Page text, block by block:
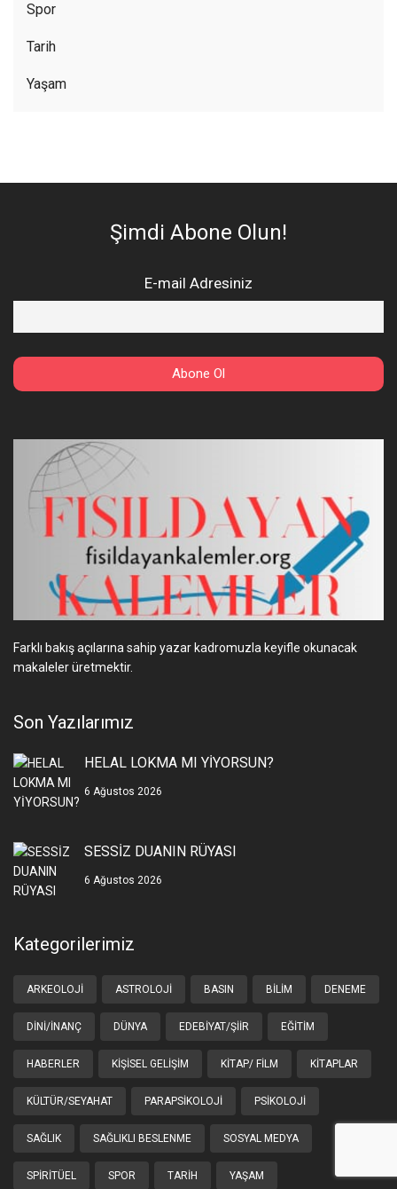
Spor
Tarih
Yaşam
Şimdi Abone Olun!
E-mail Adresiniz
Farklı bakış açılarına sahip yazar kadromuzla keyifle okunacak
makaleler üretmektir.
Son Yazılarımız
HELAL LOKMA MI YİYORSUN?
6 Ağustos 2026
SESSİZ DUANIN RÜYASI
6 Ağustos 2026
Kategorilerimiz
ARKEOLOJI ASTROLOJI BASIN BILIM DENEME
DINI/İNANÇ DÜNYA EDEBIYAT/ŞIIR EĞITIM
HABERLER KIŞISEL GELIŞIM KITAP/ FILM KITAPLAR
KÜLTÜR/SEYAHAT PARAPSIKOLOJI PSIKOLOJI
SAĞLIK SAĞLIKLI BESLENME SOSYAL MEDYA
SPIRITÜEL SPOR TARIH YAŞAM